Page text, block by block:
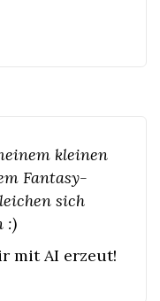
kleinen
Fantasy-
sich
:)
mit AI erzeut!